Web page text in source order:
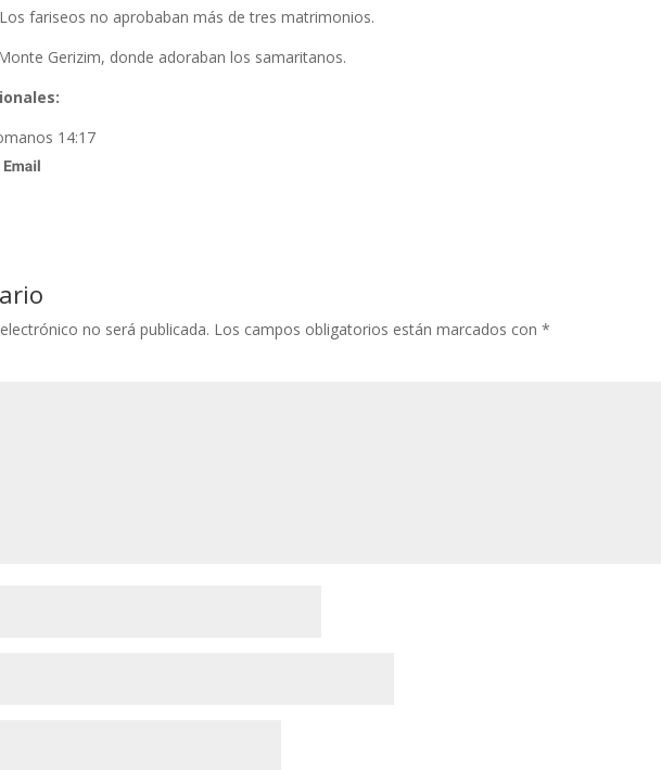
Los fariseos no aprobaban más de tres matrimonios.
Gerizim, donde adoraban los samaritanos.
14:17
no será publicada. Los campos obligatorios están marcados con *